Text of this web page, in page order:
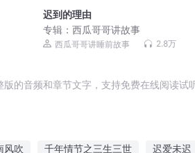
迟到的理由
专辑：西瓜哥哥讲故事
西瓜哥哥讲睡前故事 2.8万
的音频和章节文字，支持免费在线阅读试
风吹 千年情节之三生三世 迟爱未迟